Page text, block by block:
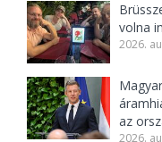
volna
2026.
az
2026.